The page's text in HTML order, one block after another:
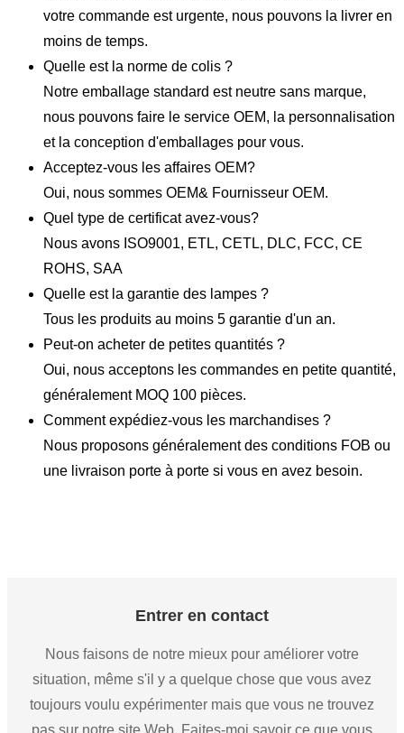
votre commande est urgente, nous pouvons la livrer en
moins de temps.
Quelle est la norme de colis ?
Notre emballage standard est neutre sans marque,
nous pouvons faire le service OEM, la personnalisation
et la conception d'emballages pour vous.
Acceptez-vous les affaires OEM?
Oui, nous sommes OEM& Fournisseur OEM.
Quel type de certificat avez-vous?
Nous avons ISO9001, ETL, CETL, DLC, FCC, CE
ROHS, SAA
Quelle est la garantie des lampes ?
Tous les produits au moins 5 garantie d'un an.
Peut-on acheter de petites quantités ?
Oui, nous acceptons les commandes en petite quantité,
généralement MOQ 100 pièces.
Comment expédiez-vous les marchandises ?
Nous proposons généralement des conditions FOB ou
une livraison porte à porte si vous en avez besoin.
Entrer en contact
Nous faisons de notre mieux pour améliorer votre
situation, même s'il y a quelque chose que vous avez
toujours voulu expérimenter mais que vous ne trouvez
pas sur notre site Web. Faites-moi savoir ce que vous